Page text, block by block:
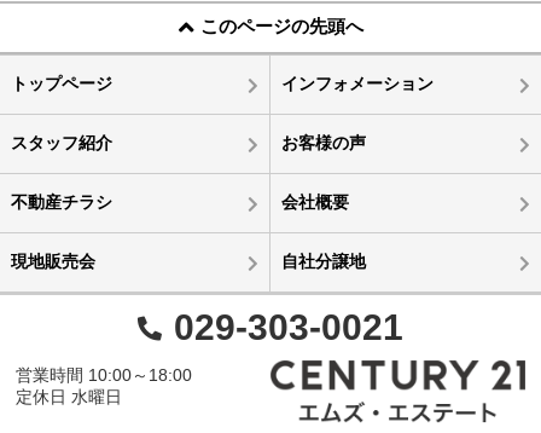
このページの先頭へ
トップページ インフォメーション
スタッフ紹介 お客様の声
不動産チラシ 会社概要
現地販売会 自社分譲地
029-303-0021
営業時間 10:00～18:00
定休日 水曜日